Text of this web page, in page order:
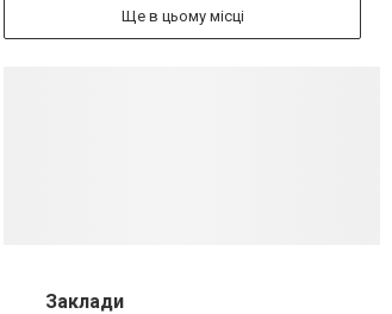
Ще в цьому місці
Заклади